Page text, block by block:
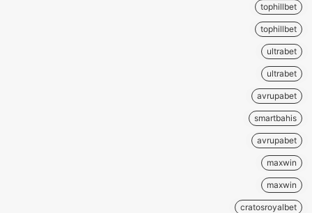
tophillbet
tophillbet
ultrabet
ultrabet
avrupabet
smartbahis
avrupabet
maxwin
maxwin
cratosroyalbet